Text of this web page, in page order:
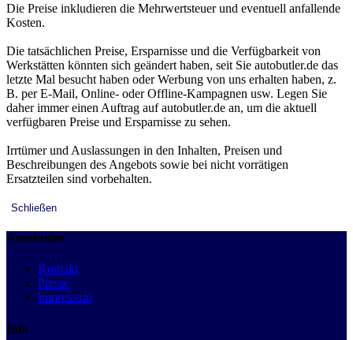
Die Preise inkludieren die Mehrwertsteuer und eventuell anfallende
Kosten.
Die tatsächlichen Preise, Ersparnisse und die Verfügbarkeit von
Werkstätten könnten sich geändert haben, seit Sie autobutler.de das
letzte Mal besucht haben oder Werbung von uns erhalten haben, z.
B. per E-Mail, Online- oder Offline-Kampagnen usw. Legen Sie
daher immer einen Auftrag auf autobutler.de an, um die aktuell
verfügbaren Preise und Ersparnisse zu sehen.
Irrtümer und Auslassungen in den Inhalten, Preisen und
Beschreibungen des Angebots sowie bei nicht vorrätigen
Ersatzteilen sind vorbehalten.
Schließen
Autobutler
Kontakt
Presse
Impressum
Info